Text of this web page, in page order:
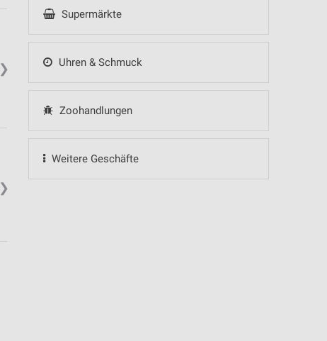
Supermärkte
Uhren & Schmuck
Zoohandlungen
Weitere Geschäfte
❯
❯